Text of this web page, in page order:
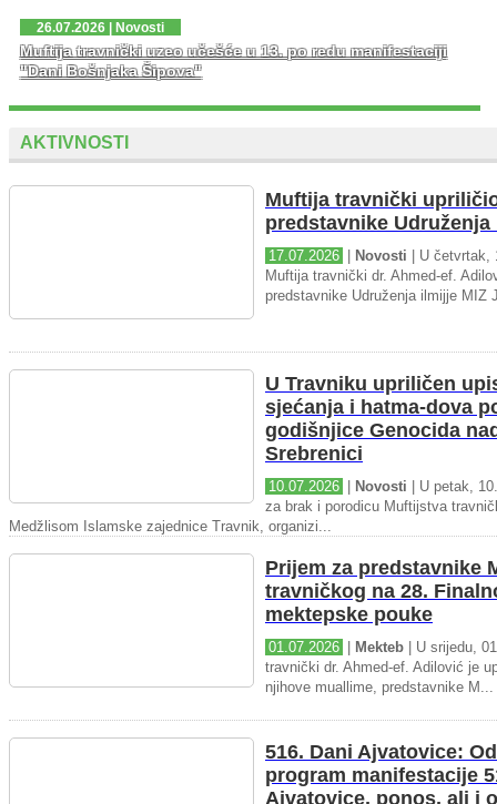
26.07.2026 | Novosti
Muftija travnički uzeo učešće u 13. po redu manifestaciji
"Dani Bošnjaka Šipova"
AKTIVNOSTI
Muftija travnički
predstavnike
17.07.2026 Novosti | U četvrtak,
Muftija travnički dr. Ahmed-ef.
predstavnike Udruženja ilmijje MIZ
U Travniku upriličen
sjećanja i hatma-dova
godišnjice Genocida
Srebrenici
10.07.2026 Novosti | U petak,
za brak i porodicu Muftijstva
Medžlisom Islamske zajednice Travnik, organizi...
Prijem za predstavnike
travničkog na 28.
mektepske pouke
01.07.2026 Mekteb | U srijedu,
travnički dr. Ahmed-ef. Adilović je
njihove muallime, predstavnike M...
516. Dani Ajvatovice:
program manifestacije
Ajvatovice, ponos, ali i